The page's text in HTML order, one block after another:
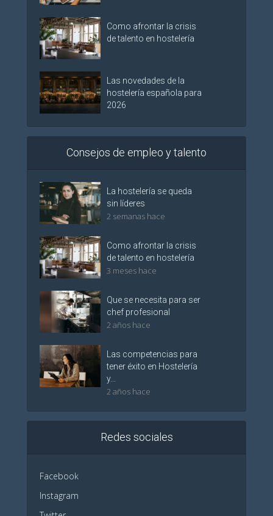
Como afrontar la crisis
de talento en hostelería
Las novedades de la
hostelería española para
2026
Consejos de empleo y talento
La hostelería se queda
sin líderes
2 semanas hace
Como afrontar la crisis
de talento en hostelería
3 meses hace
Que se necesita para ser
chef profesional
2 años hace
Las competencias para
tener éxito en Hostelería
y...
2 años hace
Redes sociales
Facebook
Instagram